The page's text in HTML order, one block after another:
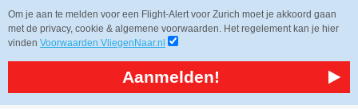
Om je aan te melden voor een Flight-Alert voor Zurich moet je akkoord gaan
met de privacy, cookie & algemene voorwaarden. Het regelement kan je hier
vinden Voorwaarden VliegenNaar.nl
Aanmelden!